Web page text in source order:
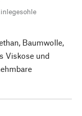
Baumwolle,
Viskose und